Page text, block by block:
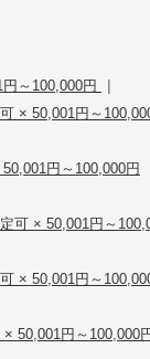
～100,000円 |
× 50,001円～
円～100,000円
可 × 50,001円～
× 50,001円～
50,001円～100,000